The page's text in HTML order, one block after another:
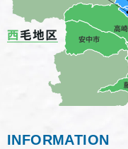
INFORMATION